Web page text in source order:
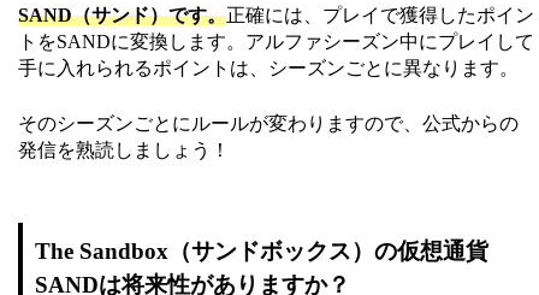
SAND（サンド）です。正確には、プレイで獲得したポイン
トをSANDに変換します。アルファシーズン中にプレイして
手に入れられるポイントは、シーズンごとに異なります。
そのシーズンごとにルールが変わりますので、公式からの
発信を熟読しましょう！
The Sandbox（サンドボックス）の仮想通貨
SANDは将来性がありますか？